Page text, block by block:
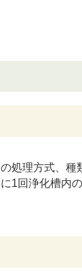
処理方式、種
1回浄化槽内